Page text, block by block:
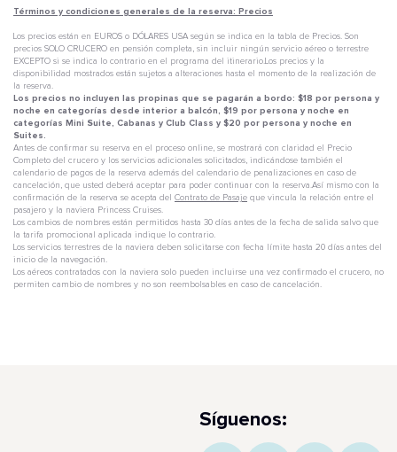
Términos y condiciones generales de la reserva: Precios
Los precios están en EUROS o DÓLARES USA según se indica en la tabla de Precios. Son
precios SOLO CRUCERO en pensión completa, sin incluir ningún servicio aéreo o terrestre
EXCEPTO si se indica lo contrario en el programa del itinerario.Los precios y la
disponibilidad mostrados están sujetos a alteraciones hasta el momento de la realización de
la reserva.
Los precios no incluyen las propinas que se pagarán a bordo: $18 por persona y
noche en categorías desde interior a balcón, $19 por persona y noche en
categorías Mini Suite, Cabanas y Club Class y $20 por persona y noche en
Suites.
Antes de confirmar su reserva en el proceso online, se mostrará con claridad el Precio
Completo del crucero y los servicios adicionales solicitados, indicándose también el
calendario de pagos de la reserva además del calendario de penalizaciones en caso de
cancelación, que usted deberá aceptar para poder continuar con la reserva.Así mismo con la
confirmación de la reserva se acepta del Contrato de Pasaje que vincula la relación entre el
pasajero y la naviera Princess Cruises.
Los cambios de nombres están permitidos hasta 30 días antes de la fecha de salida salvo que
la tarifa promocional aplicada indique lo contrario.
Los servicios terrestres de la naviera deben solicitarse con fecha límite hasta 20 días antes del
inicio de la navegación.
Los aéreos contratados con la naviera solo pueden incluirse una vez confirmado el crucero, no
permiten cambio de nombres y no son reembolsables en caso de cancelación.
Síguenos: